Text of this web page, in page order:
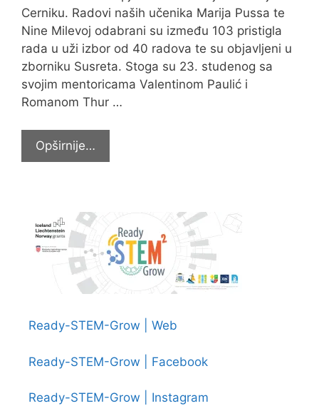
Cerniku. Radovi naših učenika Marija Pussa te
Nine Milevoj odabrani su između 103 pristigla
rada u uži izbor od 40 radova te su objavljeni u
zborniku Susreta. Stoga su 23. studenog sa
svojim mentoricama Valentinom Paulić i
Romanom Thur …
Opširnije…
SUSRETI
SLAVONIJE
BARANJE
CERNIKU
Ready-STEM-Grow | Web
Ready-STEM-Grow | Facebook
Ready-STEM-Grow | Instagram